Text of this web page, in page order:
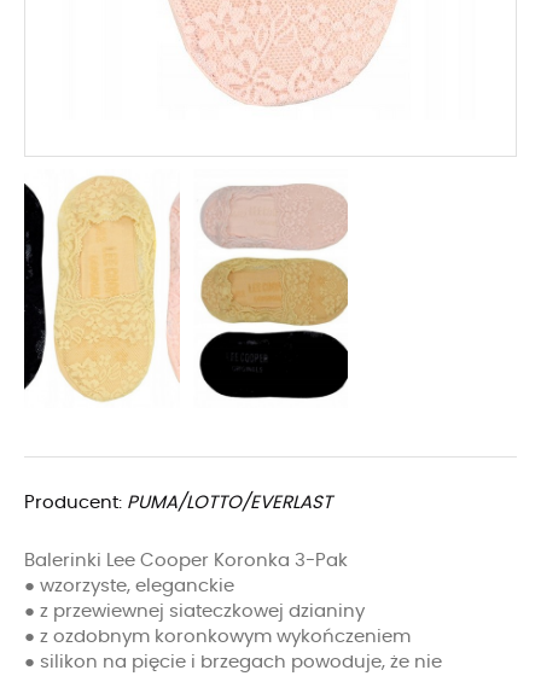
Producent: PUMA/LOTTO/EVERLAST
Balerinki Lee Cooper Koronka 3-Pak
● wzorzyste, eleganckie
● z przewiewnej siateczkowej dzianiny
● z ozdobnym koronkowym wykończeniem
● silikon na pięcie i brzegach powoduje, że nie